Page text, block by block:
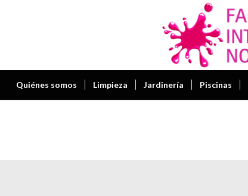
Quiénes somos Limpieza Jardinería Piscinas